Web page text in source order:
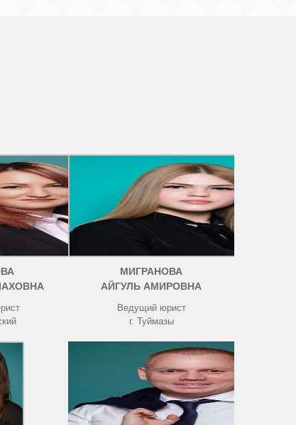
МИГРАНОВА
АЙГУЛЬ АМИРОВНА
Ведущий юрист
г. Туймазы